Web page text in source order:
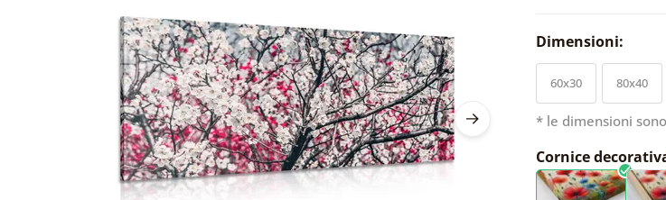
Dimensioni:
60x30 80x40
* le dimensioni
Cornice